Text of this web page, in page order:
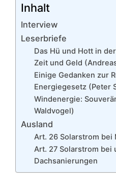
Inhalt
Interview
Leserbriefe
Das Hü und Hott in
Zeit und Geld
Einige Gedanken zur
Energiegesetz (Peter
Windenergie:
Waldvogel)
Ausland
Art. 26 Solarstrom bei
Art. 27 Solarstrom bei
Dachsanierungen